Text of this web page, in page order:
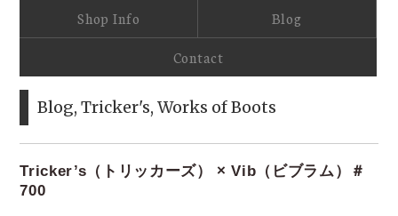
Shop Info Blog
Contact
Blog,Tricker's,Works of Boots
Tricker’s（トリッカーズ） × Vib（ビブラム）＃
700